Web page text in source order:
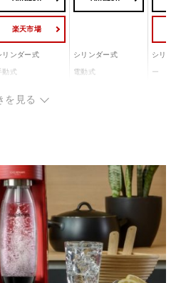
楽天市場
リンダー式 シリンダー式 シリン
動式 電動式 ー
を見る